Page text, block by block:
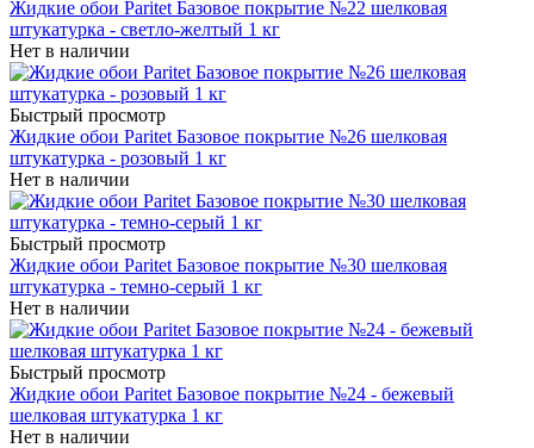
Жидкие обои Paritet Базовое покрытие №22 шелковая
штукатурка - светло-желтый 1 кг
Нет в наличии
Быстрый просмотр
Жидкие обои Paritet Базовое покрытие №26 шелковая
штукатурка - розовый 1 кг
Нет в наличии
Быстрый просмотр
Жидкие обои Paritet Базовое покрытие №30 шелковая
штукатурка - темно-серый 1 кг
Нет в наличии
Быстрый просмотр
Жидкие обои Paritet Базовое покрытие №24 - бежевый
шелковая штукатурка 1 кг
Нет в наличии